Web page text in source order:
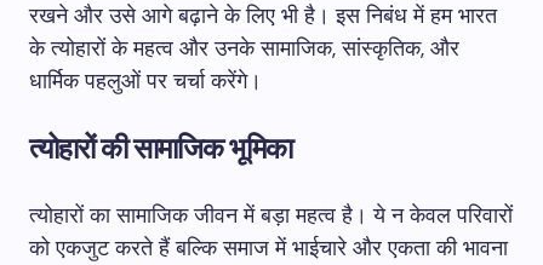
रखने और उसे आगे बढ़ाने के लिए भी है। इस निबंध में हम भारत
के त्योहारों के महत्व और उनके सामाजिक, सांस्कृतिक, और
धार्मिक पहलुओं पर चर्चा करेंगे।
त्योहारों की सामाजिक भूमिका
त्योहारों का सामाजिक जीवन में बड़ा महत्व है। ये न केवल परिवारों
को एकजुट करते हैं बल्कि समाज में भाईचारे और एकता की भावना